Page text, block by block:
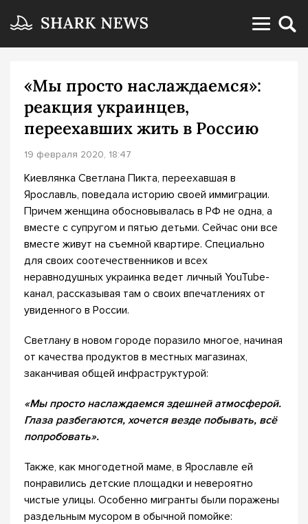
«Мы просто наслаждаемся»:
реакция украинцев,
переехавших жить в Россию
19 февраля 2020, 18:47
Киевлянка Светлана Пикта, переехавшая в
Ярославль, поведала историю своей иммиграции.
Причем женщина обосновывалась в РФ не одна, а
вместе с супругом и пятью детьми. Сейчас они все
вместе живут на съемной квартире. Специально
для своих соотечественников и всех
неравнодушных украинка ведет личный YouTube-
канал, рассказывая там о своих впечатлениях от
увиденного в России.
Светлану в новом городе поразило многое, начиная
от качества продуктов в местных магазинах,
заканчивая общей инфраструктурой:
«Мы просто наслаждаемся здешней атмосферой.
Глаза разбегаются, хочется везде побывать, всё
попробовать».
Также, как многодетной маме, в Ярославле ей
понравились детские площадки и невероятно
чистые улицы. Особенно мигранты были поражены
раздельным мусором в обычной помойке: